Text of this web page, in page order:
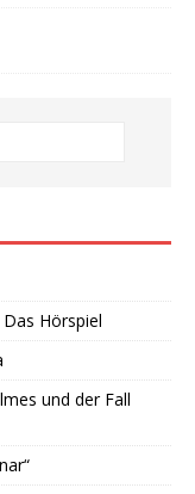
Hörspiel
und der Fall